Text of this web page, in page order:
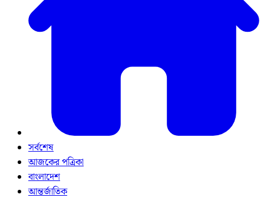
সর্বশেষ
আজকের পত্রিকা
বাংলাদেশ
আন্তর্জাতিক